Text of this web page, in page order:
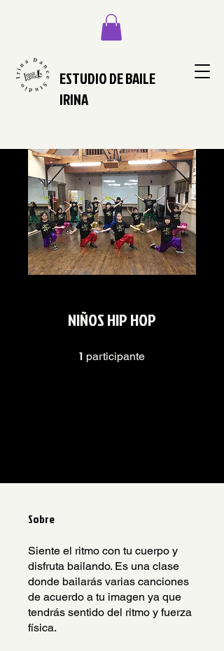
ESTUDIO DE BAILE
IRINA
NIÑOS HIP HOP
1 participante
Sobre
Siente el ritmo con tu cuerpo y
disfruta bailando. Es una clase
donde bailarás varias canciones
de acuerdo a tu imagen ya que
tendrás sentido del ritmo y fuerza
física.